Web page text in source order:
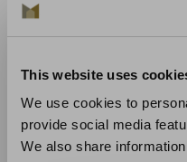
This website uses
We use cookies to
provide social media
We also share
Geode behang van
Collectie:Texture
Rollengte:8,23 m
Rolbreedte:68,58 cm
Patroon: 53,34 cm